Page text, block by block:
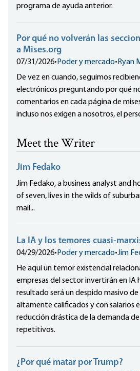
programa de ayuda anterior.
Por qué no volverán las
a Mises.org
07/31/2026•Poder y mercado•Ryan
De vez en cuando, seguimos
electrónicos preguntando por qué
comentarios en cada página de
incluso nos exigen a nosotros, el
Meet the Writer
Jim Fedako
Jim Fedako, a business analyst and
of seven, lives in the wilds of
mail...
La IA y los temores cuasi-
04/29/2026•Poder y mercado•Jim
He aquí un temor existencial
empresas del sector invertirán en IA
resultado será un despido masivo
altamente calificados y con salarios
reducción drástica de la demanda
repetitivos.
¿Por qué matar por Trump?